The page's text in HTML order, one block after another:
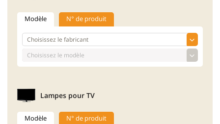
Modèle N° de produit
Lampes pour TV
Modèle N° de produit